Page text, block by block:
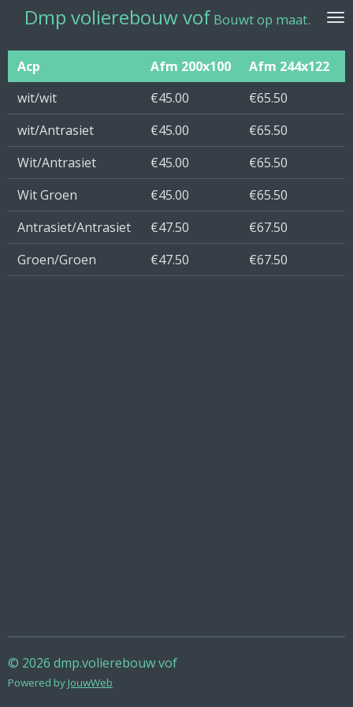
naar
de
hoofdinhoud
Dmp volierebouw vof Bouwt op maat.
Acp Afm 200x100
Afm 244x122
wit/wit
€45.00
€65.50
wit/Antrasiet
€45.00
€65.50
Wit/Antrasiet
€45.00
€65.50
Wit Groen
€45.00
€65.50
Antrasiet/Antrasiet
€47.50
€67.50
Groen/Groen
€47.50 €67.50
© 2026 dmp.volierebouw vof
Powered by JouwWeb